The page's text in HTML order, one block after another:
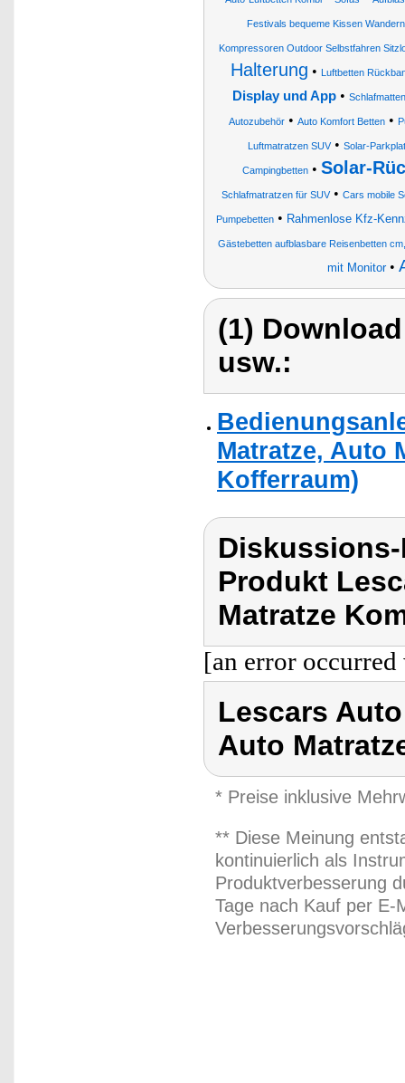
Festivals bequeme Kissen
Kompressoren Outdoor Selbstfahren
Halterung • Luftbetten
Display und App •
Autozubehör • Auto Komfort Betten •
Luftmatratzen SUV• Solar-
Campingbetten• Solar-
Schlafmatratzen für SUV• Cars mobile
Pumpebetten• Rahmenlose Kfz-
Gästebetten aufblasbare Reisenbetten
mit Monitor•
(1)
usw.:
Matratze, Auto
Kofferraum)
Produkt
Matratze
[an error
Lescars
Auto
* Preise inklusive
** Diese Meinung
kontinuierlich als
Produktverbesserung
Tage nach Kauf per E-